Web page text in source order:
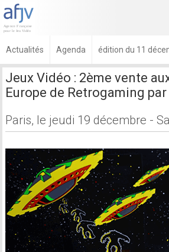
Actualités Agenda édition du 11
Jeux Vidéo : 2ème vente
Europe de Retrogaming
Paris, le jeudi 19 décembre -